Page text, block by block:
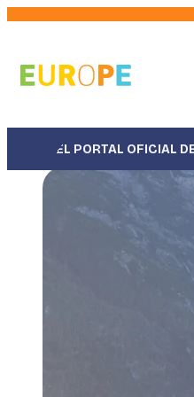
Pasar
contenido
principal
EL PORTAL OFICIAL